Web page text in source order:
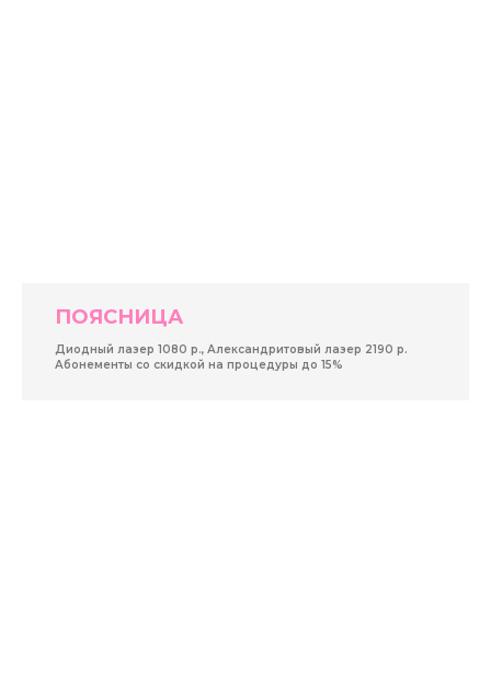
ПОЯСНИЦА
Диодный лазер 1080 р., Александритовый лазер 2190 р.
Абонементы со скидкой на процедуры до 15%